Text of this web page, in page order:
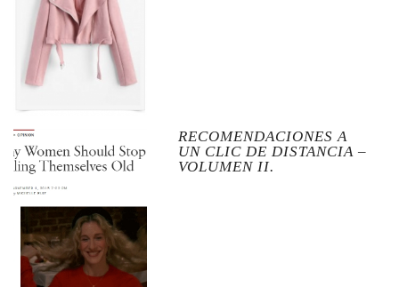
RECOMENDACIONES A
UN CLIC DE DISTANCIA –
VOLUMEN II.